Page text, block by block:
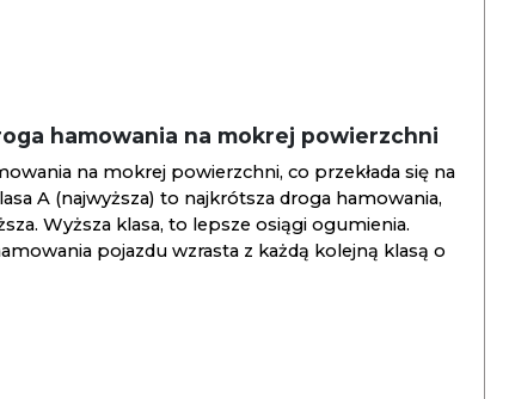
hamowania na mokrej powierzchni
na mokrej powierzchni, co przekłada się na
A (najwyższa) to najkrótsza droga hamowania,
Wyższa klasa, to lepsze osiągi ogumienia.
pojazdu wzrasta z każdą kolejną klasą o